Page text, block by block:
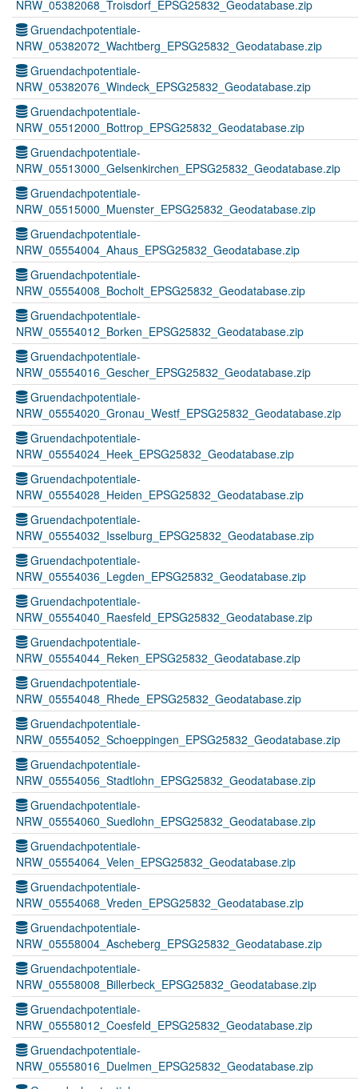
NRW_05382068_Troisdorf_EPSG25832_Geodatabase.zip
Gruendachpotentiale-
NRW_05382072_Wachtberg_EPSG25832_Geodatabase.zip
Gruendachpotentiale-
NRW_05382076_Windeck_EPSG25832_Geodatabase.zip
Gruendachpotentiale-
NRW_05512000_Bottrop_EPSG25832_Geodatabase.zip
Gruendachpotentiale-
NRW_05513000_Gelsenkirchen_EPSG25832_Geodatabase.zip
Gruendachpotentiale-
NRW_05515000_Muenster_EPSG25832_Geodatabase.zip
Gruendachpotentiale-
NRW_05554004_Ahaus_EPSG25832_Geodatabase.zip
Gruendachpotentiale-
NRW_05554008_Bocholt_EPSG25832_Geodatabase.zip
Gruendachpotentiale-
NRW_05554012_Borken_EPSG25832_Geodatabase.zip
Gruendachpotentiale-
NRW_05554016_Gescher_EPSG25832_Geodatabase.zip
Gruendachpotentiale-
NRW_05554020_Gronau_Westf_EPSG25832_Geodatabase.zip
Gruendachpotentiale-
NRW_05554024_Heek_EPSG25832_Geodatabase.zip
Gruendachpotentiale-
NRW_05554028_Heiden_EPSG25832_Geodatabase.zip
Gruendachpotentiale-
NRW_05554032_Isselburg_EPSG25832_Geodatabase.zip
Gruendachpotentiale-
NRW_05554036_Legden_EPSG25832_Geodatabase.zip
Gruendachpotentiale-
NRW_05554040_Raesfeld_EPSG25832_Geodatabase.zip
Gruendachpotentiale-
NRW_05554044_Reken_EPSG25832_Geodatabase.zip
Gruendachpotentiale-
NRW_05554048_Rhede_EPSG25832_Geodatabase.zip
Gruendachpotentiale-
NRW_05554052_Schoeppingen_EPSG25832_Geodatabase.zip
Gruendachpotentiale-
NRW_05554056_Stadtlohn_EPSG25832_Geodatabase.zip
Gruendachpotentiale-
NRW_05554060_Suedlohn_EPSG25832_Geodatabase.zip
Gruendachpotentiale-
NRW_05554064_Velen_EPSG25832_Geodatabase.zip
Gruendachpotentiale-
NRW_05554068_Vreden_EPSG25832_Geodatabase.zip
Gruendachpotentiale-
NRW_05558004_Ascheberg_EPSG25832_Geodatabase.zip
Gruendachpotentiale-
NRW_05558008_Billerbeck_EPSG25832_Geodatabase.zip
Gruendachpotentiale-
NRW_05558012_Coesfeld_EPSG25832_Geodatabase.zip
Gruendachpotentiale-
NRW_05558016_Duelmen_EPSG25832_Geodatabase.zip